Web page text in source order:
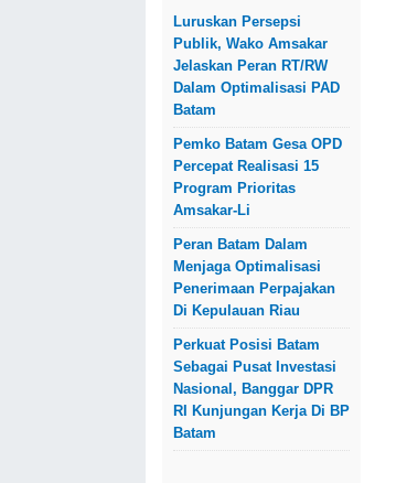
Luruskan Persepsi
Publik, Wako Amsakar
Jelaskan Peran RT/RW
Dalam Optimalisasi PAD
Batam
Pemko Batam Gesa OPD
Percepat Realisasi 15
Program Prioritas
Amsakar-Li
Peran Batam Dalam
Menjaga Optimalisasi
Penerimaan Perpajakan
Di Kepulauan Riau
Perkuat Posisi Batam
Sebagai Pusat Investasi
Nasional, Banggar DPR
RI Kunjungan Kerja Di BP
Batam